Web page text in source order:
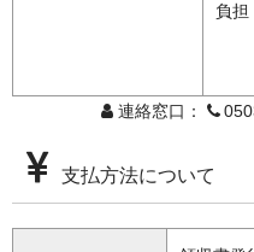
負担
連絡窓口：
支払方法について